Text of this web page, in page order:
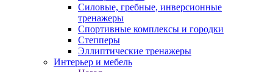
Силовые, гребные, инверсионные
тренажеры
Спортивные комплексы и городки
Степперы
Эллиптические тренажеры
Интерьер и мебель